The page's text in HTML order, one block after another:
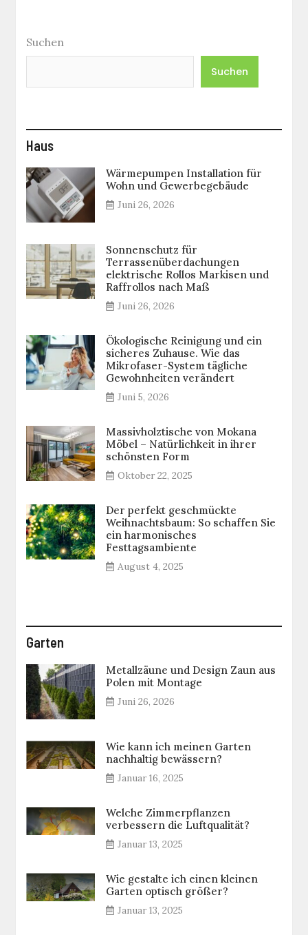
Suchen
Suchen
Haus
Wärmepumpen Installation für
Wohn und Gewerbegebäude
Juni 26, 2026
Sonnenschutz für
Terrassenüberdachungen
elektrische Rollos Markisen und
Raffrollos nach Maß
Juni 26, 2026
Ökologische Reinigung und ein
sicheres Zuhause. Wie das
Mikrofaser-System tägliche
Gewohnheiten verändert
Juni 5, 2026
Massivholztische von Mokana
Möbel – Natürlichkeit in ihrer
schönsten Form
Oktober 22, 2025
Der perfekt geschmückte
Weihnachtsbaum: So schaffen Sie
ein harmonisches
Festtagsambiente
August 4, 2025
Garten
Metallzäune und Design Zaun aus
Polen mit Montage
Juni 26, 2026
Wie kann ich meinen Garten
nachhaltig bewässern?
Januar 16, 2025
Welche Zimmerpflanzen
verbessern die Luftqualität?
Januar 13, 2025
Wie gestalte ich einen kleinen
Garten optisch größer?
Januar 13, 2025